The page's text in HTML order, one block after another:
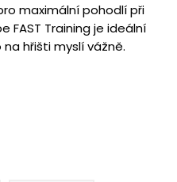
maximální pohodlí při
FAST Training je ideální
hřišti myslí vážně.